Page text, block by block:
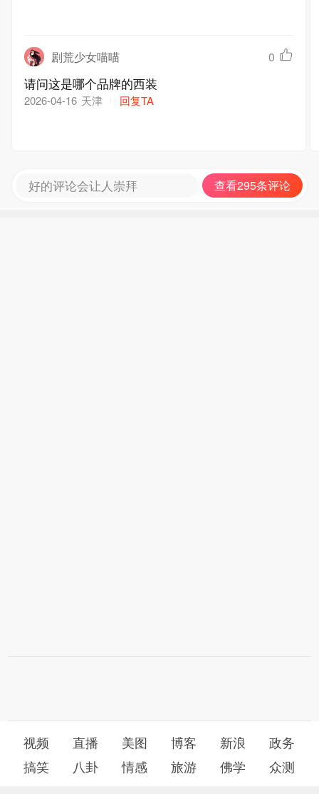
剧荒少女喵喵 0
请问这是哪个品牌的西装
2026-04-16 天津 回复TA
好的评论会让人崇拜 查看295条评论
视频 直播 美图 博客 新浪
政务
搞笑
八卦 情感 旅游 佛学 众测